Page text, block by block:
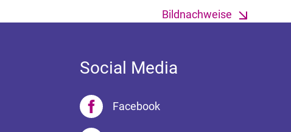
Bildnachweise
Social Media
Facebook